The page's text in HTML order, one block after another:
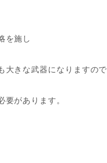
を施し
大きな武器になりますので
要があります。